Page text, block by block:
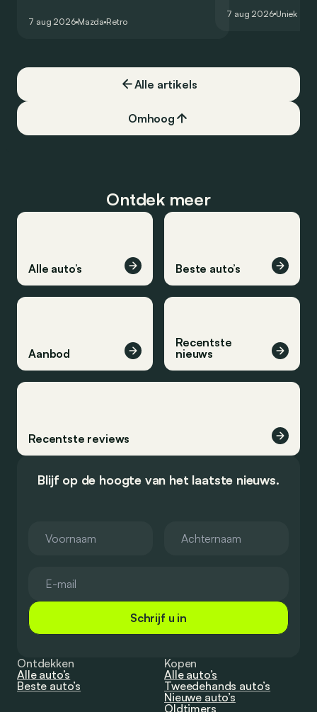
7 aug 2026 Mazda Retro
7 aug 2026 Uniek
Alle artikels
Omhoog
Ontdek meer
Alle auto’s Beste auto’s
Aanbod
Recentste
nieuws
Recentste reviews
Blijf op de hoogte van het laatste nieuws.
Schrijf u in
Ontdekken
Alle auto’s
Beste auto’s
Kopen
Alle auto’s
Tweedehands auto’s
Nieuwe auto’s
Oldtimers